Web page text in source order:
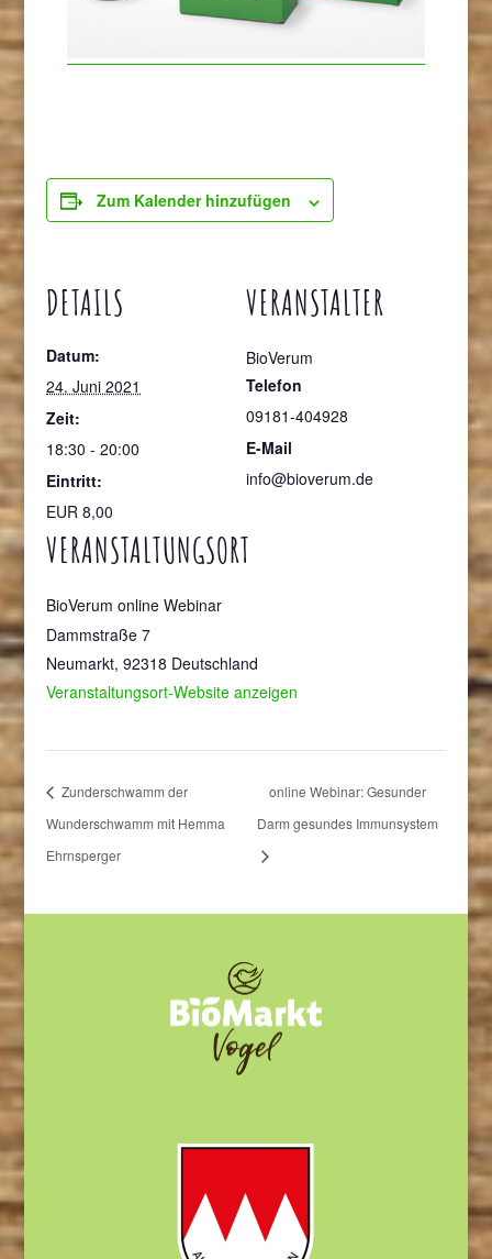
Zum Kalender hinzufügen
DETAILS
Datum:
24. Juni 2021
Zeit:
18:30 - 20:00
Eintritt:
EUR 8,00
VERANSTALTUNGSORT
BioVerum online Webinar
Dammstraße 7
Neumarkt, 92318 Deutschland
Veranstaltungsort-Website anzeigen
VERANSTALTER
BioVerum
Telefon
09181-404928
E-Mail
info@bioverum.de
Zunderschwamm der
Wunderschwamm mit Hemma
Ehrnsperger
online Webinar: Gesunder
Darm gesundes Immunsystem